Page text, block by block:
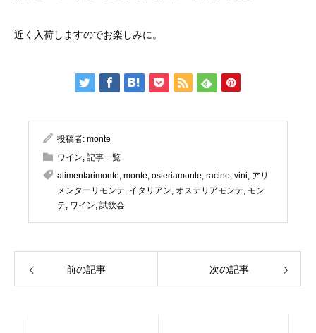
近く入荷しますのでお楽しみに。
投稿者: monte
ワイン, 記事一覧
alimentarimonte, monte, osteriamonte, racine, vini, アリ
メンターリモンテ, イタリアン, オステリアモンテ, モン
テ, ワイン, 試飲会
前の記事 次の記事